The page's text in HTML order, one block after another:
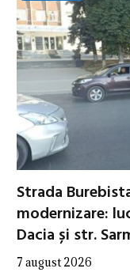
Strada
modernizare:
Dacia și str.
7 august 2026